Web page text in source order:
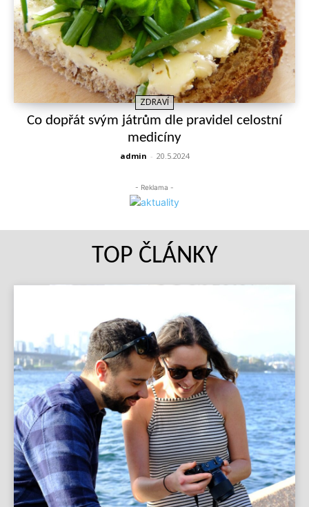
ZDRAVÍ
Co dopřát svým játrům dle pravidel celostní
medicíny
admin - 20.5.2024
- Reklama -
TOP ČLÁNKY